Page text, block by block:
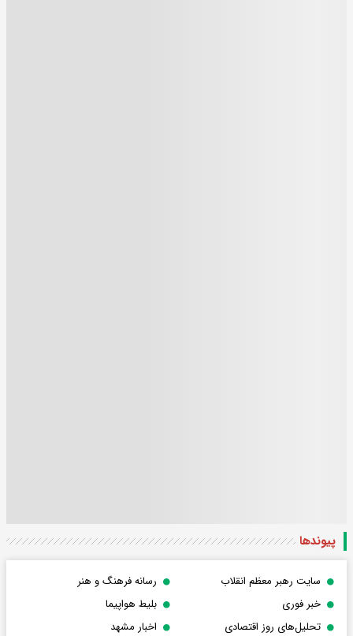
پیوندها
سایت رهبر معظم انقلاب
رسانه فرهنگ و هنر
خبر فوری
بلیط هواپیما
تحلیل‌های روز اقتصادی
اخبار مشهد